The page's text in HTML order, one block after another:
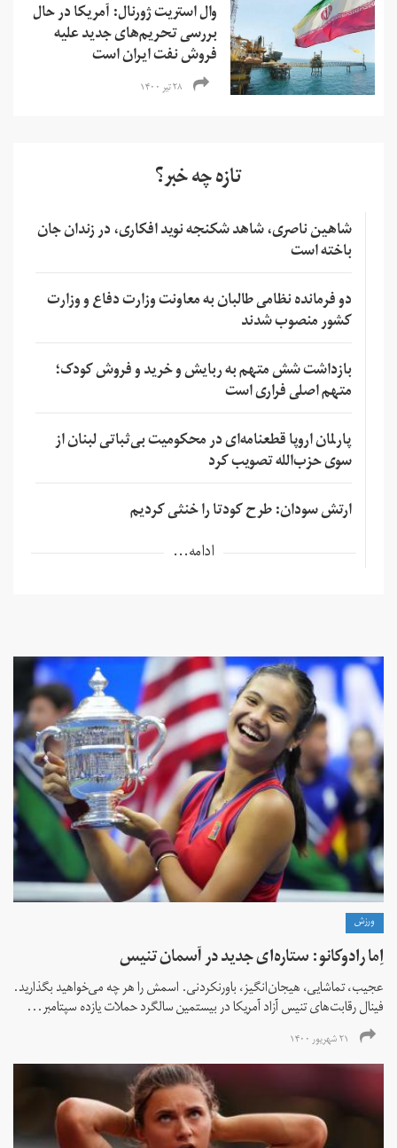
وال استریت ژورنال: آمریکا در حال
بررسی تحریم‌های جدید علیه
فروش نفت ایران است
۲۸ تیر ۱۴۰۰
تازه چه خبر؟
شاهین ناصری، شاهد شکنجه نوید افکاری، در زندان جان
باخته است
دو فرمانده نظامی طالبان به معاونت وزارت دفاع و وزارت
کشور منصوب شدند
بازداشت شش متهم به ربایش و خرید و فروش کودک؛
متهم اصلی فراری است
پارلمان اروپا قطعنامه‌ای در محکومیت بی‌ثباتی لبنان از
سوی حزب‌الله تصویب کرد
ارتش سودان: طرح کودتا را خنثی کردیم
ادامه...
ورزش
اِما رادوکانو: ستاره‌ای جدید در آسمان تنیس
عجیب، تماشایی، هیجان‌انگیز، باورنکردنی. اسمش را هر چه می‌خواهید بگذارید.
فینال رقابت‌های تنیس آزاد آمریکا در بیستمین سالگرد حملات یازده سپتامبر...
۲۱ شهریور ۱۴۰۰